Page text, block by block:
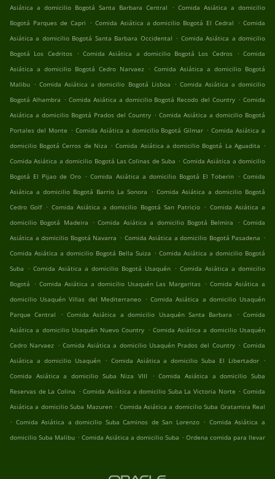
Asiática a domicilio Bogotá Santa Barbara Central
. Comida Asiática a domicilio
Bogotá Parques de Capri . Comida Asiática a domicilio Bogotá El Cedral . Comida
Asiática a domicilio Bogotá Santa Barbara Occidental . Comida Asiática a domicilio
Bogotá Los Cedritos
. Comida Asiática a domicilio Bogotá Los Cedros . Comida
Asiática a domicilio Bogotá Cedro Narvaez . Comida Asiática a domicilio Bogotá
Malibu . Comida Asiática a domicilio Bogotá Lisboa . Comida Asiática a domicilio
Bogotá Alhambra . Comida Asiática a domicilio Bogotá Recodo del Country . Comida
Asiática a domicilio Bogotá Prados del Country . Comida Asiática a domicilio Bogotá
Portales del Monte . Comida Asiática a domicilio Bogotá Gilmar . Comida Asiática a
domicilio Bogotá Cerros de Niza . Comida Asiática a domicilio Bogotá La Aguadita .
Comida Asiática a domicilio Bogotá Las Colinas de Suba . Comida Asiática a domicilio
Bogotá El Pijao de Oro . Comida Asiática a domicilio Bogotá El Toberin . Comida
Asiática a domicilio Bogotá Barrio La Sonora . Comida Asiática a domicilio Bogotá
Cedro Golf . Comida Asiática a domicilio Bogotá San Patricio . Comida Asiática a
domicilio Bogotá Madeira . Comida Asiática a domicilio Bogotá Belmira . Comida
Asiática a domicilio Bogotá Navarra . Comida Asiática a domicilio Bogotá Pasadena .
Comida Asiática a domicilio Bogotá Bella Suiza . Comida Asiática a domicilio Bogotá
Suba . Comida Asiática a domicilio Bogotá Usaquén . Comida Asiática a domicilio
Bogotá . Comida Asiática a domicilio Usaquén Las Margaritas . Comida Asiática a
domicilio Usaquén Villas del Mediterraneo . Comida Asiática a domicilio Usaquén
Parque Central
. Comida Asiática a domicilio Usaquén Santa Barbara . Comida
Asiática a domicilio Usaquén Nuevo Country . Comida Asiática a domicilio Usaquén
Cedro Narvaez . Comida Asiática a domicilio Usaquén Prados del Country . Comida
Asiática a domicilio Usaquén . Comida Asiática a domicilio Suba El Libertador .
Comida Asiática a domicilio Suba Niza VIII
. Comida Asiática a domicilio Suba
Reservas de La Colina . Comida Asiática a domicilio Suba La Victoria Norte . Comida
Asiática a domicilio Suba Mazuren . Comida Asiática a domicilio Suba Gratamira Real
. Comida Asiática a domicilio Suba Caminos de San Lorenzo . Comida Asiática a
domicilio Suba Malibu . Comida Asiática a domicilio Suba . Ordena comida para llevar